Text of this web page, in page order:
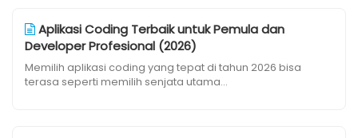
Aplikasi Coding Terbaik untuk Pemula dan
Developer Profesional (2026)
Memilih aplikasi coding yang tepat di tahun 2026 bisa
terasa seperti memilih senjata utama...